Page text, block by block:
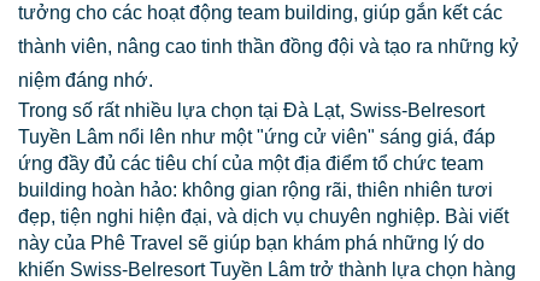
tưởng cho các hoạt động team building, giúp gắn kết các
thành viên, nâng cao tinh thần đồng đội và tạo ra những kỷ
niệm đáng nhớ.
Trong số rất nhiều lựa chọn tại Đà Lạt, Swiss-Belresort
Tuyền Lâm nổi lên như một "ứng cử viên" sáng giá, đáp
ứng đầy đủ các tiêu chí của một địa điểm tổ chức team
building hoàn hảo: không gian rộng rãi, thiên nhiên tươi
đẹp, tiện nghi hiện đại, và dịch vụ chuyên nghiệp. Bài viết
này của Phê Travel sẽ giúp bạn khám phá những lý do
khiến Swiss-Belresort Tuyền Lâm trở thành lựa chọn hàng